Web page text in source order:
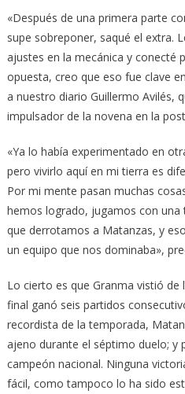
«Después de una primera parte
supe sobreponer, saqué el extra.
ajustes en la mecánica y conecté
opuesta, creo que eso fue clave
a nuestro diario Guillermo Avilés,
impulsador de la novena en la
«Ya lo había experimentado en
pero vivirlo aquí en mi tierra es
Por mi mente pasan muchas
hemos logrado, jugamos con una
que derrotamos a Matanzas, y
un equipo que nos dominaba»,
Lo cierto es que Granma vistió
final ganó seis partidos
recordista de la temporada,
ajeno durante el séptimo duelo; y
campeón nacional. Ninguna
fácil, como tampoco lo ha sido